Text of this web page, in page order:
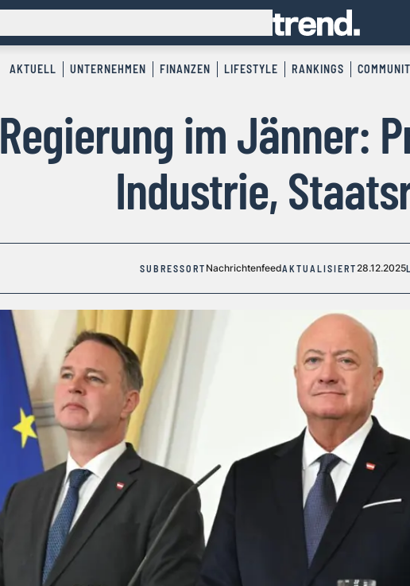
AKTUELL UNTERNEHMEN FINANZEN LIFESTYLE RANKINGS
Regierung im Jänner:
Industrie,
SUBRESSORT NachrichtenfeedAKTUALISIERT28.12.2025